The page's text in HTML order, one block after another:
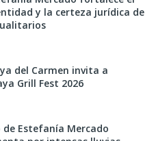
y la certeza jurídica de
del Carmen invita a
Grill Fest 2026
de Estefanía Mercado